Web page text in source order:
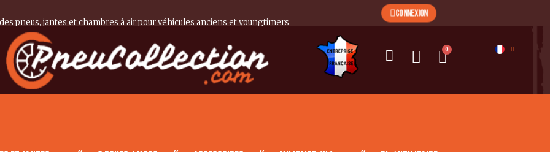
pneus, jantes et chambres à air pour véhicules anciens et youngtimers
CONNEXION